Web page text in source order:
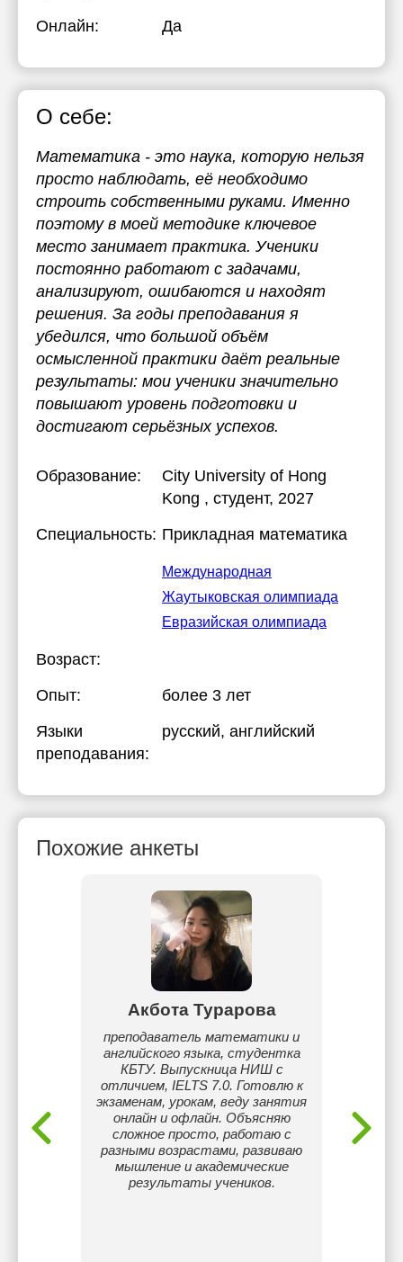
Онлайн: Да
О себе:
Математика - это наука, которую нельзя
просто наблюдать, её необходимо
строить собственными руками. Именно
поэтому в моей методике ключевое
место занимает практика. Ученики
постоянно работают с задачами,
анализируют, ошибаются и находят
решения. За годы преподавания я
убедился, что большой объём
осмысленной практики даёт реальные
результаты: мои ученики значительно
повышают уровень подготовки и
достигают серьёзных успехов.
Образование:
City University of Hong
Kong , студент, 2027
Специальность: Прикладная математика
Международная
Жаутыковская олимпиада
Евразийская олимпиада
Возраст:
Опыт:
более 3 лет
Языки
преподавания:
русский, английский
Похожие анкеты
Акбота Турарова
преподаватель математики и
английского языка, студентка
КБТУ. Выпускница НИШ с
отличием, IELTS 7.0. Готовлю к
экзаменам, урокам, веду занятия
онлайн и офлайн. Объясняю
сложное просто, работаю с
разными возрастами, развиваю
мышление и академические
результаты учеников.